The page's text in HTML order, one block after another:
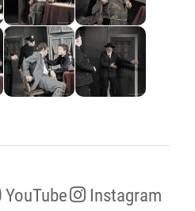
YouTube Instagram